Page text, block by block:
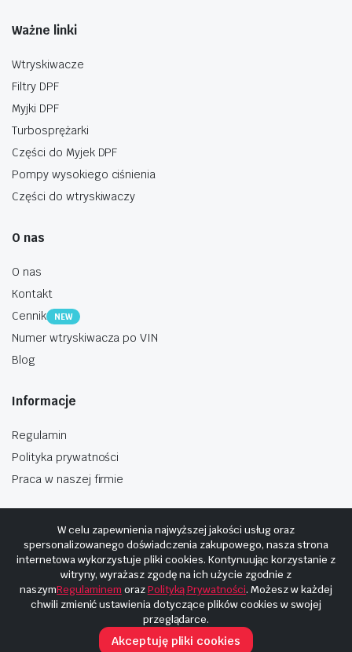
Ważne linki
Wtryskiwacze
Filtry DPF
Myjki DPF
Turbosprężarki
Części do Myjek DPF
Pompy wysokiego ciśnienia
Części do wtryskiwaczy
O nas
O nas
Kontakt
Cennik
NEW
Numer wtryskiwacza po VIN
Blog
Informacje
Regulamin
Polityka prywatności
Praca w naszej firmie
Copyright © 2025 Hosting i budowa Cyberplaneta.pl
W celu zapewnienia najwyższej jakości usług oraz
spersonalizowanego doświadczenia zakupowego, nasza strona
internetowa wykorzystuje pliki cookies. Kontynuując korzystanie z
witryny, wyrażasz zgodę na ich użycie zgodnie z
naszymRegulaminem orazPolityką Prywatności. Możesz w każdej
chwili zmienić ustawienia dotyczące plików cookies w swojej
przeglądarce.
Akceptuję pliki cookies